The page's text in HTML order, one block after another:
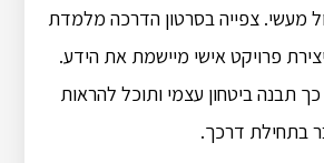
מעשי. צפייה בסרטון הדרכה מלמדת
פרויקט אישי מיישמת את הידע.
תבנה ביטחון עצמי ותוכל להראות
בתחילת דרכך.